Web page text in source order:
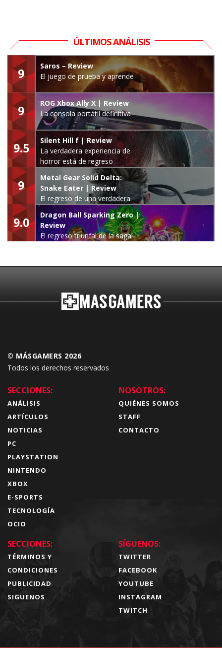
ÚLTIMOS ANÁLISIS
9
Saros – Review
El juego de prueba y aprende
9
ROG Xbox Ally X | Review
La consola portátil definitiva
9.5
Silent Hill f | Review
La verdadera experiencia de
horror está de regreso
9
Metal Gear Solid Delta:
Snake Eater | Review
El regreso de una verdadera
leyenda
9.0
Dragon Ball Sparking Zero |
Review
El regreso triunfal de la saga
© MÁSGAMERS 2026
Todos los derechos reservados
SECCIONES:
ANÁLISIS
ARTÍCULOS
NOTICIAS
PC
PLAYSTATION
NINTENDO
XBOX
E-SPORTS
TECNOLOGÍA
OCIO
NOSOTROS:
QUIÉNES SOMOS
STAFF
CONTACTO
SECCIONES:
TÉRMINOS Y
CONDICIONES
PUBLICIDAD
SIGUENOS
SÍGUENOS:
TWITTER
FACEBOOK
YOUTUBE
INSTAGRAM
TWITCH